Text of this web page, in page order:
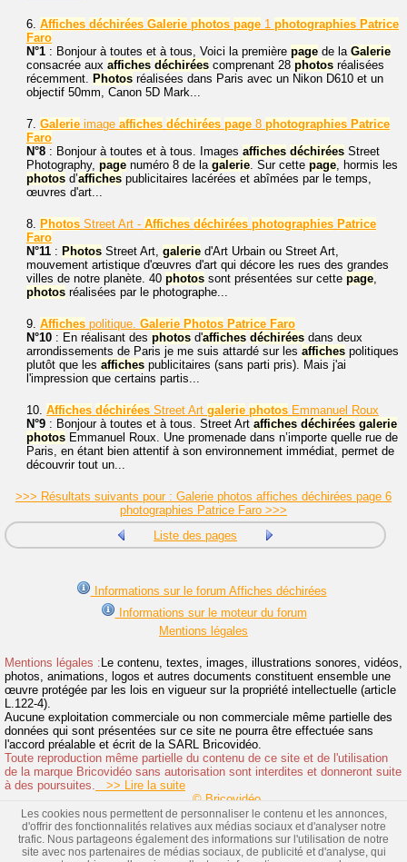
6. Affiches déchirées Galerie photos page 1 photographies Patrice
Faro
N°1 : Bonjour à toutes et à tous, Voici la première page de la Galerie
consacrée aux affiches déchirées comprenant 28 photos réalisées
récemment. Photos réalisées dans Paris avec un Nikon D610 et un
objectif 50mm, Canon 5D Mark...
7. Galerie image affiches déchirées page 8 photographies Patrice
Faro
N°8 : Bonjour à toutes et à tous. Images affiches déchirées Street
Photography, page numéro 8 de la galerie . Sur cette page , hormis les
photos d’affiches publicitaires lacérées et abîmées par le temps,
œuvres d'art...
8. Photos Street Art - Affiches déchirées photographies Patrice
Faro
N°11 : Photos Street Art, galerie d'Art Urbain ou Street Art,
mouvement artistique d'œuvres d'art qui décore les rues des grandes
villes de notre planète. 40 photos sont présentées sur cette page
photos réalisées par le photographe...
9. Affiches politique. Galerie Photos Patrice Faro
N°10 : En réalisant des photos d'affiches déchirées dans deux
arrondissements de Paris je me suis attardé sur les affiches politiques
plutôt que les affiches publicitaires (sans parti pris). Mais j'ai
l'impression que certains partis...
10. Affiches déchirées Street Art galerie photos Emmanuel Roux
N°9 : Bonjour à toutes et à tous. Street Art affiches déchirées galerie
photos Emmanuel Roux. Une promenade dans n’importe quelle rue de
Paris, en étant bien attentif à son environnement immédiat, permet de
découvrir tout un...
>>> Résultats suivants pour : Galerie photos affiches déchirées page 6
photographies Patrice Faro >>>
Liste des pages
Informations sur le forum Affiches déchirées
Informations sur le moteur du forum
Mentions légales
Mentions légales :Le contenu, textes, images, illustrations sonores, vidéos,
photos, animations, logos et autres documents constituent ensemble une
œuvre protégée par les lois en vigueur sur la propriété intellectuelle (article
L.122-4).
Aucune exploitation commerciale ou non commerciale même partielle des
données qui sont présentées sur ce site ne pourra être effectuée sans
l'accord préalable et écrit de la SARL Bricovidéo.
Toute reproduction même partielle du contenu de ce site et de l'utilisation
de la marque Bricovidéo sans autorisation sont interdites et donneront suite
à des poursuites.
>> Lire la suite
© Bricovidéo
Les cookies nous permettent de personnaliser le contenu et les annonces,
d'offrir des fonctionnalités relatives aux médias sociaux et d'analyser notre
trafic. Nous partageons également des informations sur l'utilisation de notre
site avec nos partenaires de médias sociaux, de publicité et d'analyse, qui